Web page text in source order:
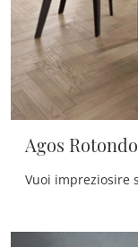
Agos Rotondo